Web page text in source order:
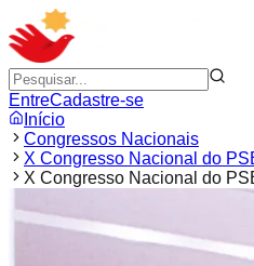
EntreCadastre-se
Início
Congressos Nacionais
X Congresso Nacional do
X Congresso Nacional do